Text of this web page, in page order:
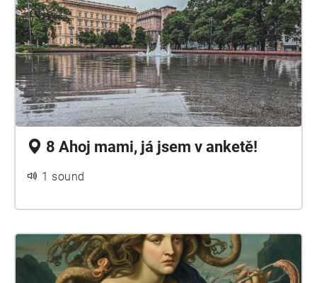
8 Ahoj mami, já jsem v anketě!
1 sound